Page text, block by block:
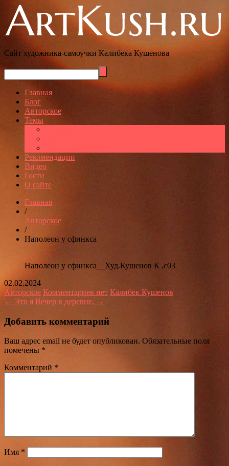
Сайт художника-самоучки Калибека Кушенова
Главная
Блог
Авторское
Темы
Рекомендации
Видео
Гости
О сайте
Главная
/
Авторское
/
Наполеон у сфинкса
Наполеон у сфинкса__Худ.Кушенов К ,с03
02.02.2024
Авторское Комментариев нет Калибек Кушенов
← Это я Вечер в деревне. →
Добавить комментарий
Ваш адрес email не будет опубликован. Обязательные поля
помечены *
Комментарий *
Имя *